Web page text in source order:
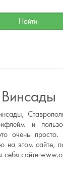
и
очень
на этом сайте,
себя сайте